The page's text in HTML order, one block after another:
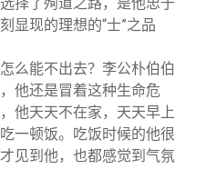
择了殉道之路，是他忠于
显现的理想的“士”之品
么能不出去？李公朴伯伯
他还是冒着这种生命危
他天天不在家，天天早上
一顿饭。吃饭时候的他很
见到他，也都感觉到气氛